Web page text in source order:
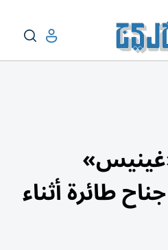
طائرة أثناء